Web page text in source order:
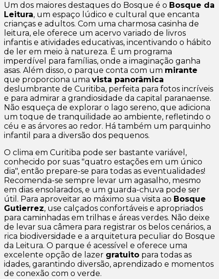
Um dos maiores destaques do Bosque é o Bosque da
Leitura, um espaço lúdico e cultural que encanta
crianças e adultos. Com uma charmosa casinha de
leitura, ele oferece um acervo variado de livros
infantis e atividades educativas, incentivando o hábito
de ler em meio à natureza. É um programa
imperdível para famílias, onde a imaginação ganha
asas. Além disso, o parque conta com um mirante
que proporciona uma vista panorâmica
deslumbrante de Curitiba, perfeita para fotos incríveis
e para admirar a grandiosidade da capital paranaense.
Não esqueça de explorar o lago sereno, que adiciona
um toque de tranquilidade ao ambiente, refletindo o
céu e as árvores ao redor. Há também um parquinho
infantil para a diversão dos pequenos.
O clima em Curitiba pode ser bastante variável,
conhecido por suas "quatro estações em um único
dia", então prepare-se para todas as eventualidades!
Recomenda-se sempre levar um agasalho, mesmo
em dias ensolarados, e um guarda-chuva pode ser
útil. Para aproveitar ao máximo sua visita ao Bosque
Gutierrez, use calçados confortáveis e apropriados
para caminhadas em trilhas e áreas verdes. Não deixe
de levar sua câmera para registrar os belos cenários, a
rica biodiversidade e a arquitetura peculiar do Bosque
da Leitura. O parque é acessível e oferece uma
excelente opção de lazer gratuito para todas as
idades, garantindo diversão, aprendizado e momentos
de conexão com o verde.